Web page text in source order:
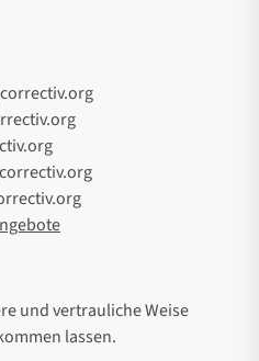
und vertrauliche Weise
lassen.